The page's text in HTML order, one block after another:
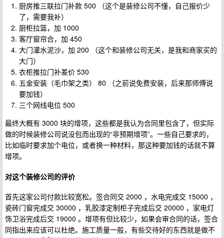
厨房推三联拉门补款 500 （这个是装修公司不懂，自己报价少
了，需要我补）
厨柜拉篮，加 1000
客厅窗帘合，加 450
大门灌水泥沙，加 200 （这个和装修公司无关，是我和商家买的
大门）
衣柜推拉门补差价 530
五金安装（毛巾架之类） 80 （之前说免费安装，后来那师傅说
要加钱）
三个网线电位 500
最终大概有 3000 块的增项，这些都是我认为合同里包含了，但实际
做的时候装修公司说没包而出现的“非预期增项”。一些自己要求的，
比如临时要求加个电位，或者换一种材料，那这种要加钱的话就不算
增项。
对这个装修公司的评价
首先这家公司付款比较宽松。签合同交 2000 ，水电完成交 15000 ，
瓷砖门窗完成交 30000 ，乳胶漆定制柜子完成后交 20000 ，家电灯
饰卫浴完成后交 19000 。增项有但比较少，如果会审合同的话，签合
同指出来应该可以杜绝。施工质量一般，有些交待好的东西就是做不